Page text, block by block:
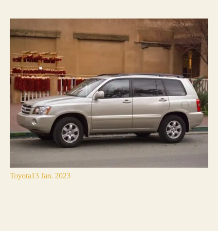
Toyota13 Jan. 2023